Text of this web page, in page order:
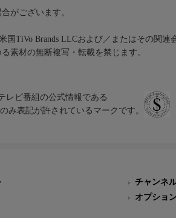
がございます。
TiVo Brands LLCおよび／またはその関連
素材の無断複写・転載を禁じます。
レビ番組の公式情報である
み表記が許されているマークです。
チャンネ
オプショ